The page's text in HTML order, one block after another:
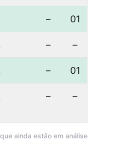
– 01
– –
– 01
– –
ainda estão em análise